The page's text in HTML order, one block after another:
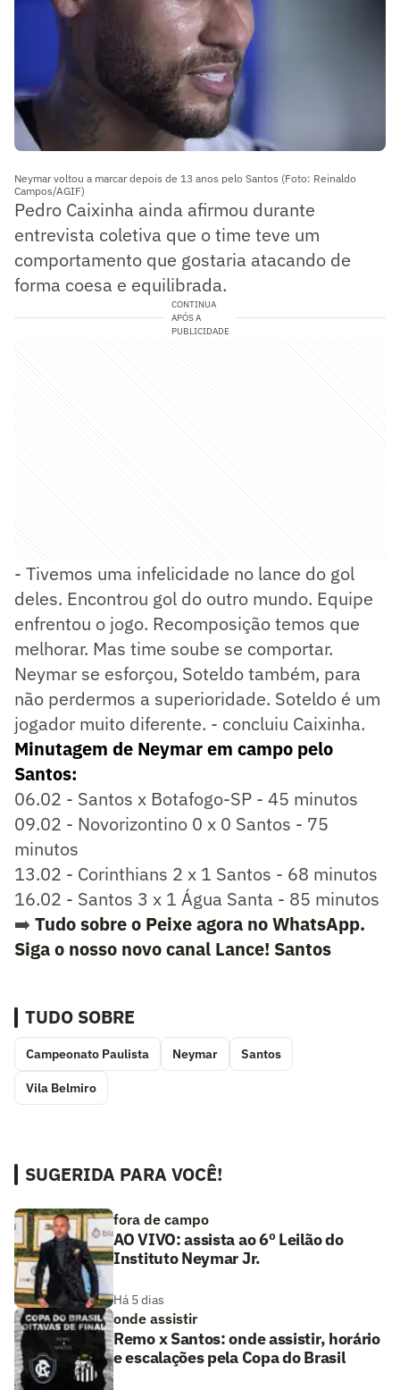
Neymar voltou a marcar depois de 13 anos pelo Santos (Foto: Reinaldo
Campos/AGIF)
Pedro Caixinha ainda afirmou durante
entrevista coletiva que o time teve um
comportamento que gostaria atacando de
forma coesa e equilibrada.
CONTINUA
APÓS A
PUBLICIDADE
- Tivemos uma infelicidade no lance do gol
deles. Encontrou gol do outro mundo. Equipe
enfrentou o jogo. Recomposição temos que
melhorar. Mas time soube se comportar.
Neymar se esforçou, Soteldo também, para
não perdermos a superioridade. Soteldo é um
jogador muito diferente. - concluiu Caixinha.
Minutagem de Neymar em campo pelo
Santos:
06.02 - Santos x Botafogo-SP - 45 minutos
09.02 - Novorizontino 0 x 0 Santos - 75
minutos
13.02 - Corinthians 2 x 1 Santos - 68 minutos
16.02 - Santos 3 x 1 Água Santa - 85 minutos
➡️ Tudo sobre o Peixe agora no WhatsApp.
Siga o nosso novo canal Lance! Santos
TUDO SOBRE
Campeonato Paulista Neymar Santos
Vila Belmiro
SUGERIDA PARA VOCÊ!
fora de campo
AO VIVO: assista ao 6º Leilão do
Instituto Neymar Jr.
Há 5 dias
onde assistir
Remo x Santos: onde assistir, horário
e escalações pela Copa do Brasil